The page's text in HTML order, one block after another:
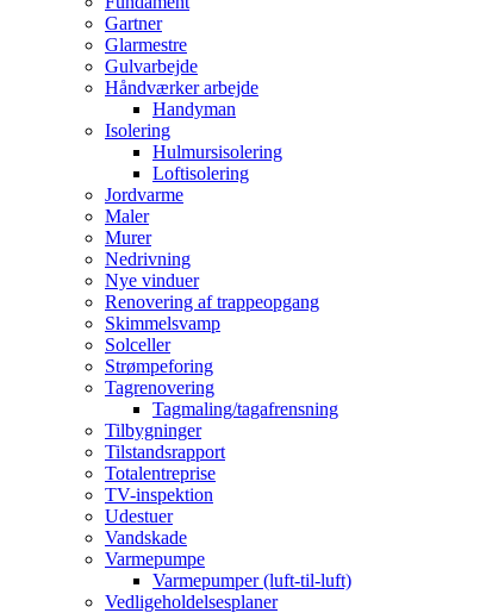
Gartner
Glarmestre
Gulvarbejde
Håndværker arbejde
Handyman
Isolering
Hulmursisolering
Loftisolering
Jordvarme
Maler
Murer
Nedrivning
Nye vinduer
Renovering af trappeopgang
Skimmelsvamp
Solceller
Strømpeforing
Tagrenovering
Tagmaling/tagafrensning
Tilbygninger
Tilstandsrapport
Totalentreprise
TV-inspektion
Udestuer
Vandskade
Varmepumpe
Varmepumper (luft-til-luft)
Vedligeholdelsesplaner